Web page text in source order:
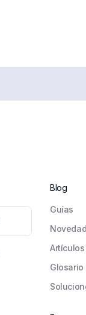
Blog
Guías
Novedad
Artículos
Glosario